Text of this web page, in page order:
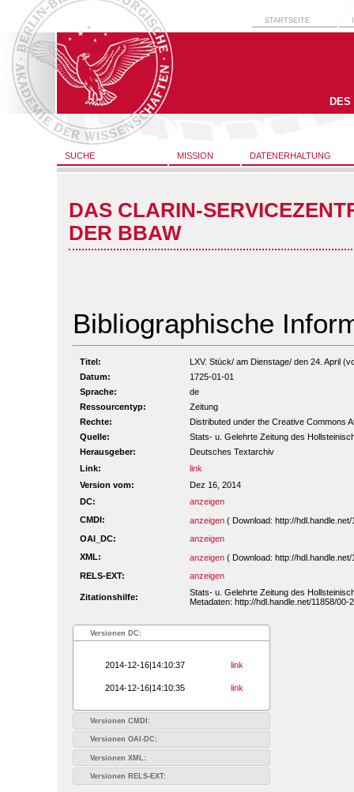
STARTSEITE
SUCHE MISSION DATENERHALTUNG
DAS CLARIN-
DER BBAW
Bibliographische
Titel:
LXV. Stück/ am Dienstage/ den 24. April
Datum:
1725-01-01
Sprache:
de
Ressourcentyp:
Zeitung
Rechte:
Distributed under the Creative Commons
Quelle:
Stats- u. Gelehrte Zeitung des
Herausgeber:
Deutsches Textarchiv
Link:
link
Version vom:
Dez 16, 2014
DC:
anzeigen
CMDI:
anzeigen ( Download: http://
OAI_DC:
anzeigen
XML:
anzeigen ( Download: http://
RELS-EXT:
anzeigen
Zitationshilfe:
Stats- u. Gelehrte Zeitung des
Metadaten: http://hdl.handle.net/11858/
Versionen DC:
2014-12-16|14:10:37 link
2014-12-16|14:10:35 link
Versionen CMDI:
Versionen OAI-DC:
Versionen XML:
Versionen RELS-EXT: